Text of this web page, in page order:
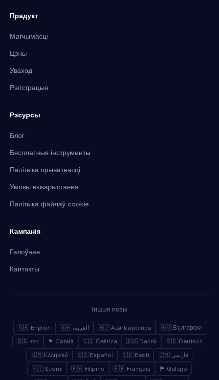
Прадукт
Магчымасці
Цэны
Уваход
Рэгістрацыя
Рэсурсы
Блог
Бясплатныя інструменты
Палітыка прыватнасці
Умовы выкарыстання
Палітыка файлаў cookie
Кампанія
Галоўная
Кантакты
Іншыя мовы
🇬🇧 English 🇸🇦 العربية 🇦🇿 Azərbaycanca
🇧🇬 Български
🇧🇩 বাংলা
🏴 Català 🇨🇿 Čeština 🇩🇰 Dansk
🇩🇪 Deutsch
🇬🇷 Ελληνικά
🇪🇸 Español 🇪🇪 Eesti
🇮🇷 فارسی
🇫🇮 Suomi
🇵🇭 Filipino 🇫🇷 Français
🏴 Galego